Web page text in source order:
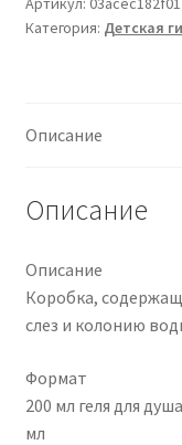
SHAMPOO
Категория: Детская
Описание
Описание
Описание
Коробка,
слез и колонию
Формат
200 мл геля для
мл